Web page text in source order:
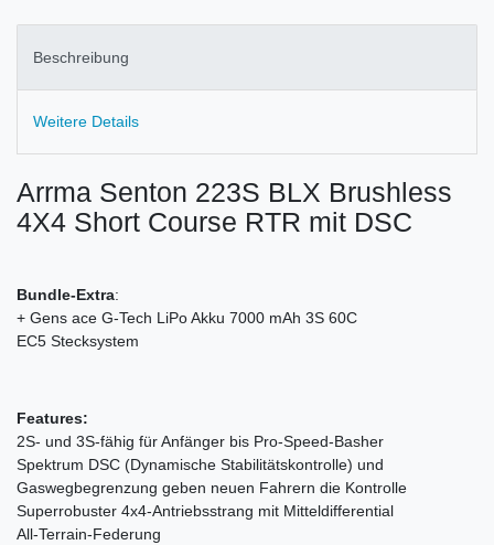
Beschreibung
Weitere Details
Arrma Senton 223S BLX Brushless
4X4 Short Course RTR mit DSC
Bundle-Extra:
+ Gens ace G-Tech LiPo Akku 7000 mAh 3S 60C
EC5 Stecksystem
Features:
2S- und 3S-fähig für Anfänger bis Pro-Speed-Basher
Spektrum DSC (Dynamische Stabilitätskontrolle) und
Gaswegbegrenzung geben neuen Fahrern die Kontrolle
Superrobuster 4x4-Antriebsstrang mit Mitteldifferential
All-Terrain-Federung